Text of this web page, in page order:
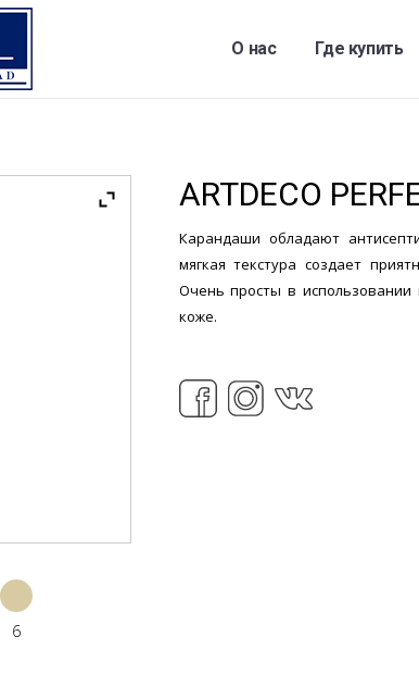
О нас Где купить
6
ARTDECO
Карандаши обладают
мягкая текстура создает
Очень просты в использовании
коже.